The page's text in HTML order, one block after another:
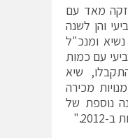
מאד עם
והן לשנה
ומנכ"ל
עם כמות
שיא
מכירה
נוספת של